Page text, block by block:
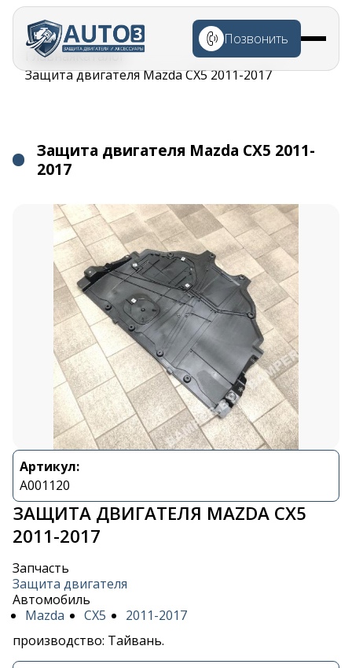
Перейти к
основному
содержанию
Позвонить
Строка
навигации
ГлавнаяКаталог
Защита двигателя Mazda CX5 2011-2017
Защита двигателя Mazda CX5 2011-
2017
Артикул:
A001120
ЗАЩИТА ДВИГАТЕЛЯ MAZDA CX5
2011-2017
Запчасть
Защита двигателя
Автомобиль
Mazda
CX5
2011-2017
производство: Тайвань.